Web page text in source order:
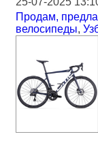
Продам,
велосипеды,